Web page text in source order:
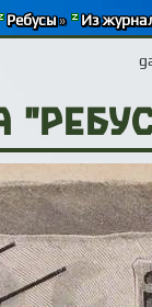
Ребусы» Из